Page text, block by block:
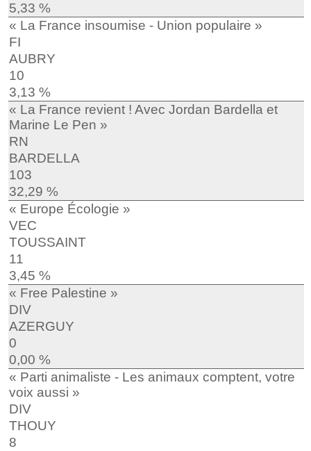
5,33 %
« La France insoumise - Union populaire »
FI
AUBRY
10
3,13 %
« La France revient ! Avec Jordan Bardella et
Marine Le Pen »
RN
BARDELLA
103
32,29 %
« Europe Écologie »
VEC
TOUSSAINT
11
3,45 %
« Free Palestine »
DIV
AZERGUY
0
0,00 %
« Parti animaliste - Les animaux comptent, votre
voix aussi »
DIV
THOUY
8